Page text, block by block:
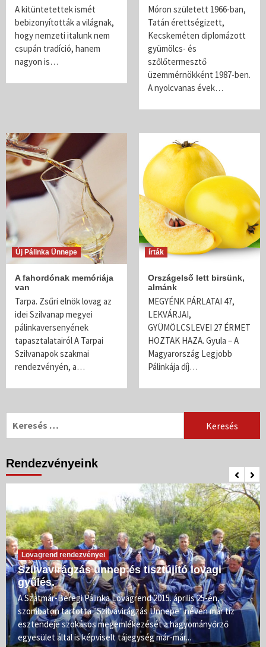
A kitüntetettek ismét
bebizonyították a világnak,
hogy nemzeti italunk nem
csupán tradíció, hanem
nagyon is…
Móron született 1966-ban,
Tatán érettségizett,
Kecskeméten diplomázott
gyümölcs- és
szőlőtermesztő
üzemmérnökként 1987-ben.
A nyolcvanas évek…
Új Pálinka Ünnepe
A fahordónak memóriája
van
Tarpa. Zsűri elnök lovag az
idei Szilvanap megyei
pálinkaversenyének
tapasztalatairól A Tarpai
Szilvanapok szakmai
rendezvényén, a…
írták
Országelső lett birsünk,
almánk
MEGYÉNK PÁRLATAI 47,
LEKVÁRJAI,
GYÜMÖLCSLEVEI 27 ÉRMET
HOZTAK HAZA. Gyula – A
Magyarország Legjobb
Pálinkája díj…
Keresés:
Rendezvényeink
Lovagrend rendezvényei
Szilvavirágzás ünnep és tisztújító lovagi
gyűlés.
A Szatmár-Beregi Pálinka Lovagrend 2015. április 25-én,
szombaton tartotta "Szilvavirágzás Ünnepe" néven már tíz
esztendeje szokásos megemlékezését a hagyományőrző
egyesület által is képviselt tájegység már-már...